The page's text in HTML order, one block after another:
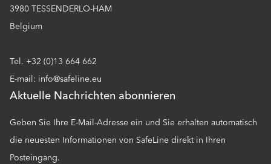
3980 TESSENDERLO-HAM
Belgium
Tel. +32 (0)13 664 662
E-mail: info@safeline.eu
Aktuelle Nachrichten abonnieren
Geben Sie Ihre E-Mail-Adresse ein und Sie erhalten automatisch
die neuesten Informationen von SafeLine direkt in Ihren
Posteingang.